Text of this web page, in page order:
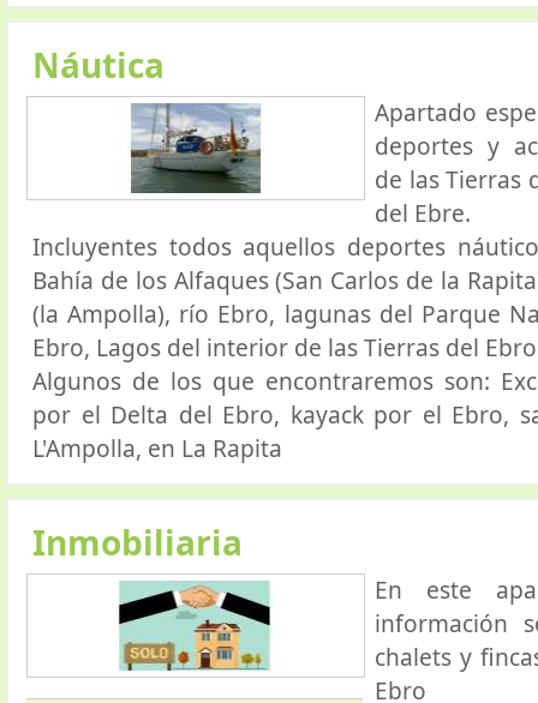
Náutica
Apartado
deportes y
de las Tierras
del Ebre.
Incluyentes todos aquellos deportes
Bahía de los Alfaques (San Carlos de la
(la Ampolla), río Ebro, lagunas del Parque
Ebro, Lagos del interior de las Tierras del
Algunos de los que encontraremos son:
por el Delta del Ebro, kayack por el Ebro,
L'Ampolla, en La Rapita
Inmobiliaria
En este
información
chalets y
Ebro